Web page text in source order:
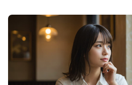
🌟 シーネット結婚相談所
続受賞
IBJ Award 8期連続 受賞